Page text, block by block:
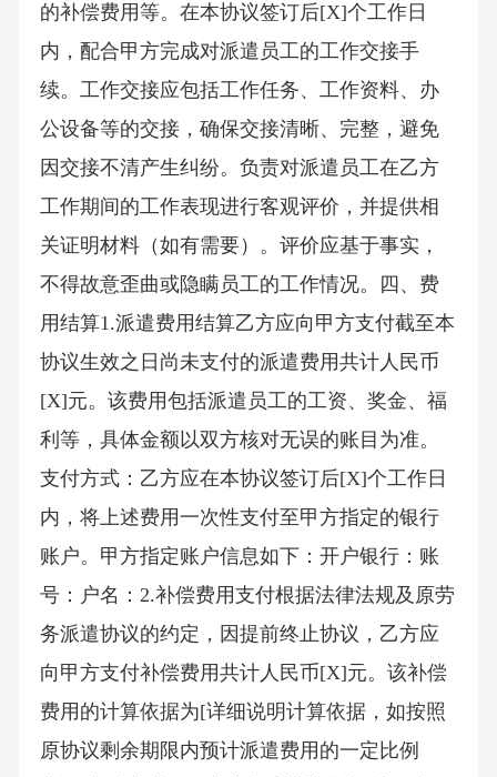
的补偿费用等。在本协议签订后[X]个工作日
内，配合甲方完成对派遣员工的工作交接手
续。工作交接应包括工作任务、工作资料、办
公设备等的交接，确保交接清晰、完整，避免
因交接不清产生纠纷。负责对派遣员工在乙方
工作期间的工作表现进行客观评价，并提供相
关证明材料（如有需要）。评价应基于事实，
不得故意歪曲或隐瞒员工的工作情况。四、费
用结算1.派遣费用结算乙方应向甲方支付截至本
协议生效之日尚未支付的派遣费用共计人民币
[X]元。该费用包括派遣员工的工资、奖金、福
利等，具体金额以双方核对无误的账目为准。
支付方式：乙方应在本协议签订后[X]个工作日
内，将上述费用一次性支付至甲方指定的银行
账户。甲方指定账户信息如下：开户银行：账
号：户名：2.补偿费用支付根据法律法规及原劳
务派遣协议的约定，因提前终止协议，乙方应
向甲方支付补偿费用共计人民币[X]元。该补偿
费用的计算依据为[详细说明计算依据，如按照
原协议剩余期限内预计派遣费用的一定比例